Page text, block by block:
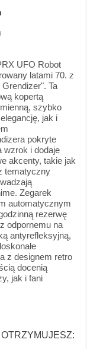
UFO Robot
latami 70. z
Ta
kopertą
szybko
jak i
pokryte
wzrok i dodaje
akcenty, takie jak
tematyczny
Zegarek
automatycznym
rezerwę
odpornemu na
antyrefleksyjną,
z designem retro
docenią
jak i fani